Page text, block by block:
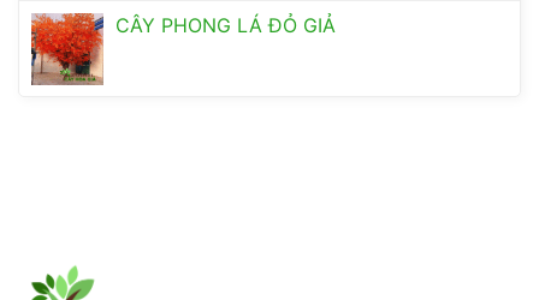
CÂY PHONG LÁ ĐỎ GIẢ